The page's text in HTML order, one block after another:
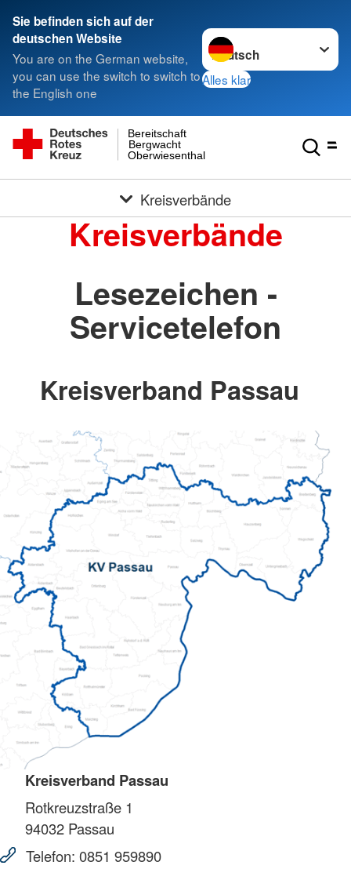
Sie befinden sich auf der
deutschen Website
You are on the German website,
you can use the switch to switch to
the English one
Sprache wechseln zu
Alles klar
Oberwiesenthal
Bergwacht
Bereitschaft
Kreisverbände
Kreisverbände
Lesezeichen -
Servicetelefon
Kreisverband Passau
Kreisverband Passau
Rotkreuzstraße 1
94032 Passau
Telefon: 0851 959890